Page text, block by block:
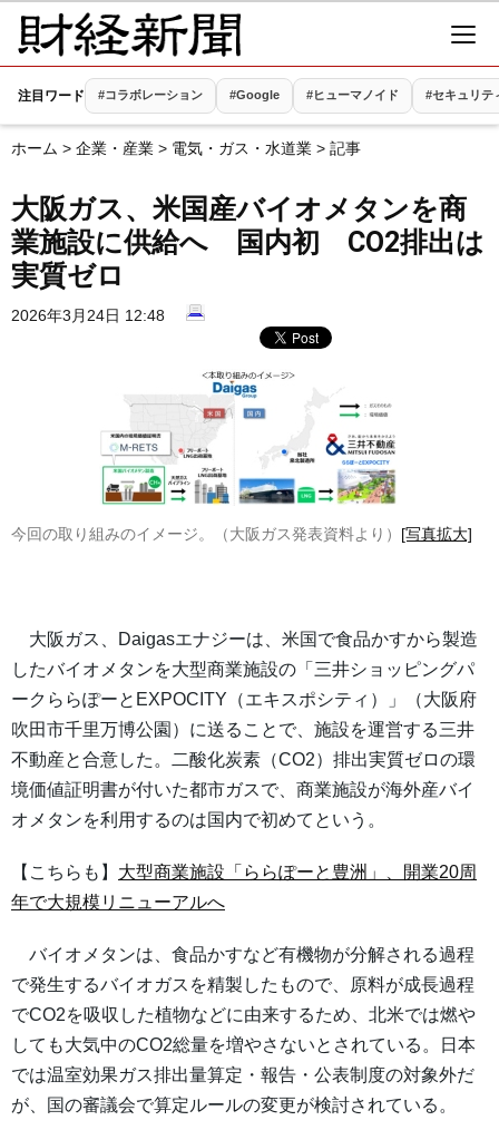
注目ワード #コラボレーション #Google #ヒューマノイド #セキュリテ
ホーム > 企業・産業 > 電気・ガス・水道業 > 記事
大阪ガス、米国産バイオメタンを商
業施設に供給へ 国内初 CO2排出は
実質ゼロ
2026年3月24日 12:48
今回の取り組みのイメージ。（大阪ガス発表資料より） [写真拡大]
大阪ガス、Daigasエナジーは、米国で食品かすから製造
したバイオメタンを大型商業施設の「三井ショッピングパ
ークららぽーとEXPOCITY（エキスポシティ）」（大阪府
吹田市千里万博公園）に送ることで、施設を運営する三井
不動産と合意した。二酸化炭素（CO2）排出実質ゼロの環
境価値証明書が付いた都市ガスで、商業施設が海外産バイ
オメタンを利用するのは国内で初めてという。
【こちらも】 大型商業施設「ららぽーと豊洲」、開業20周
年で大規模リニューアルへ
バイオメタンは、食品かすなど有機物が分解される過程
で発生するバイオガスを精製したもので、原料が成長過程
でCO2を吸収した植物などに由来するため、北米では燃や
しても大気中のCO2総量を増やさないとされている。日本
では温室効果ガス排出量算定・報告・公表制度の対象外だ
が、国の審議会で算定ルールの変更が検討されている。